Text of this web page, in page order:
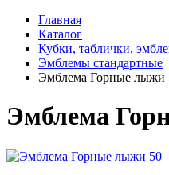
Главная
Каталог
Кубки, таблички,
Эмблемы стандартные
Эмблема Горные лыжи
Эмблема